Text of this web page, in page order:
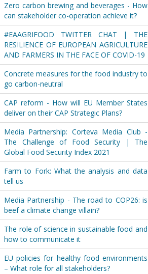
Zero carbon brewing and beverages - How
can stakeholder co-operation achieve it?
#EAAGRIFOOD TWITTER CHAT | THE
RESILIENCE OF EUROPEAN AGRICULTURE
AND FARMERS IN THE FACE OF COVID-19
Concrete measures for the food industry to
go carbon-neutral
CAP reform - How will EU Member States
deliver on their CAP Strategic Plans?
Media Partnership: Corteva Media Club -
The Challenge of Food Security | The
Global Food Security Index 2021
Farm to Fork: What the analysis and data
tell us
Media Partnership - The road to COP26: is
beef a climate change villain?
The role of science in sustainable food and
how to communicate it
EU policies for healthy food environments
– What role for all stakeholders?